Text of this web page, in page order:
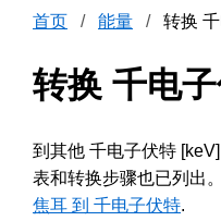
首页 能量 转换
转换 千电
到其他 千电子伏特
表和转换步骤也已列出
焦耳 到 千电子伏特.